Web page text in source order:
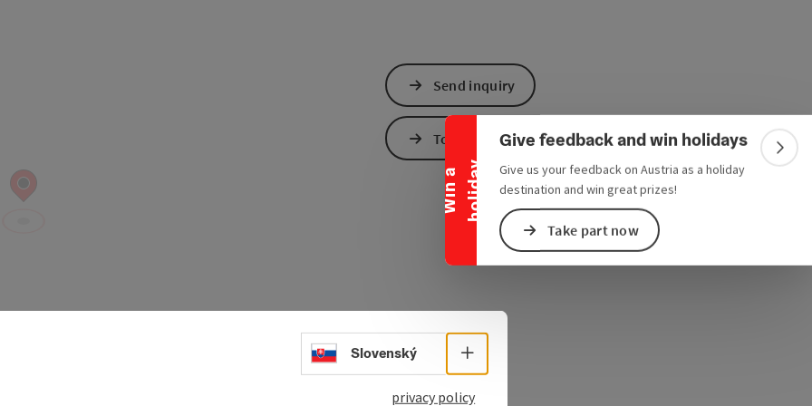
W
i
n
a
h
o
l
i
d
a y
Collapse banner Give feedback and win holidays
Give us your feedback on Austria as a holiday
destination and win great prizes!
Take part now
open in Google Maps
Open in Apple Maps
Send inquiry
To the website
Select language - Open menu
Slovenský
privacy policy